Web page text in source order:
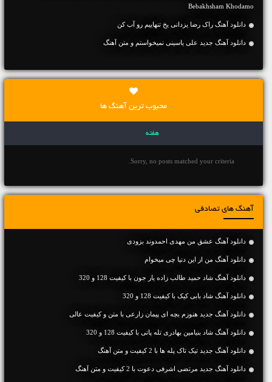
Bebakhsham Khodamo
دانلود آهنگ راک رضا یزدانی یخ تنهاییم رو آب کن
دانلود آهنگ جديد علی یاسینی نمیخواستم و متن آهنگ
محبوب ترین آهنگ ها
هفته
Sorry, no posts matched your criteria.
آهنگ های تصادفی
دانلود آهنگ عشق من مهدی احمدوند بزودی
دانلود آهنگ من از این دنیا چی میخوام
دانلود آهنگ شاد حمید طالب زاده یار جون با کیفیت 128 و 320
دانلود آهنگ شاد بابی کیک با کیفیت 128 و 320
دانلود آهنگ جديد هنوزم بچه ای پیمان زارعی با متن و کیفیت عالی
دانلود آهنگ شاد بنیامین بهادری تله پاتی با کیفیت 128 و 320
دانلود آهنگ جديد تیک تاک پله ها با 2 کیفیت و متن آهنگ
دانلود آهنگ جديد مرتضی اشرفی دعوت با 2 کیفیت و متن آهنگ